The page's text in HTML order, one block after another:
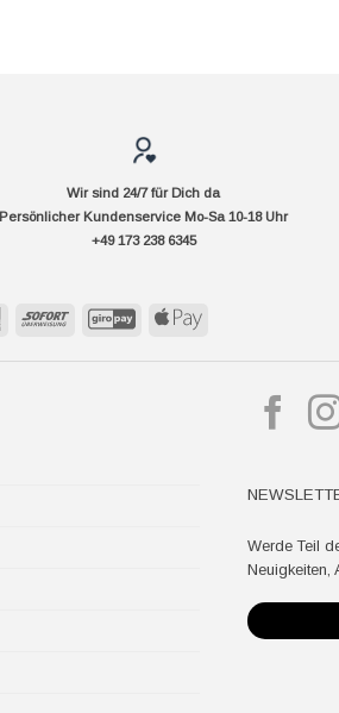
Wir sind 24/7 für Dich da
Persönlicher Kundenservice Mo-Sa 10-18 Uhr
+49 173 238 6345
AmericanSofort GiroPay Apple
Werde Teil
Neuigkeiten,